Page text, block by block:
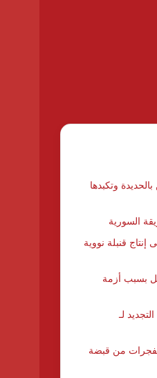
وتكبدها
السورية
قنبلة نووية
بسبب أزمة
لـ
من قبضة